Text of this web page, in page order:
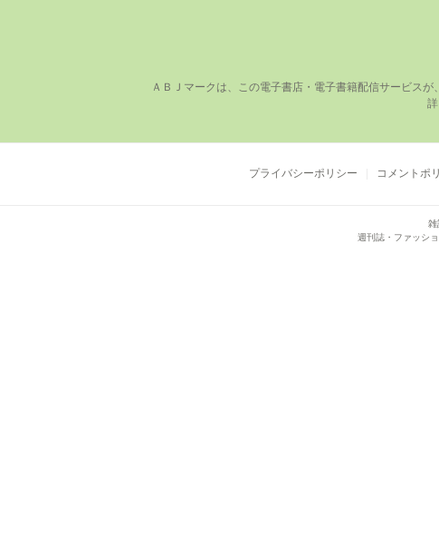
ＡＢＪマークは、この電⼦書店・電⼦書籍配信サービス
プライバシーポリシー コメントポ
雑
週刊誌・ファッシ